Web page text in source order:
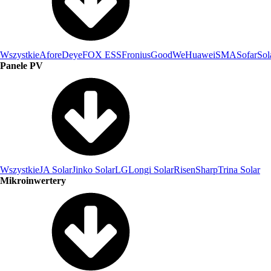
WszystkieAforeDeyeFOX ESSFroniusGoodWeHuaweiSMASofar
Panele PV
WszystkieJA SolarJinko SolarLGLongi SolarRisenSharpTrina Solar
Mikroinwertery